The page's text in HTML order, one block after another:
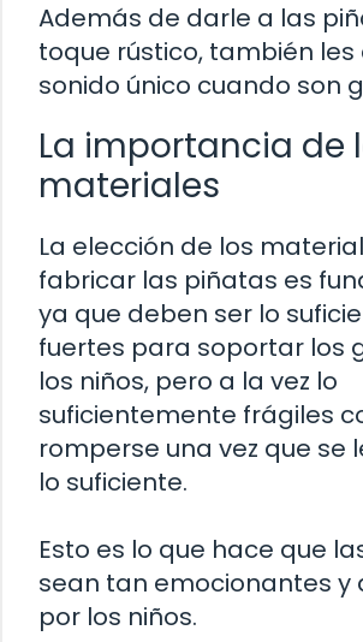
Además de darle a las
toque rústico, también
sonido único cuando son
La importancia de
materiales
La elección de los
fabricar las piñatas es
ya que deben ser lo
fuertes para soportar los
los niños, pero a la vez lo
suficientemente frágiles
romperse una vez que se
lo suficiente.
Esto es lo que hace que
sean tan emocionantes y
por los niños.